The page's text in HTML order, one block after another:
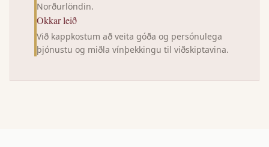
Norðurlöndin.
Okkar leið
Við kappkostum að veita góða og persónulega
þjónustu og miðla vínþekkingu til viðskiptavina.